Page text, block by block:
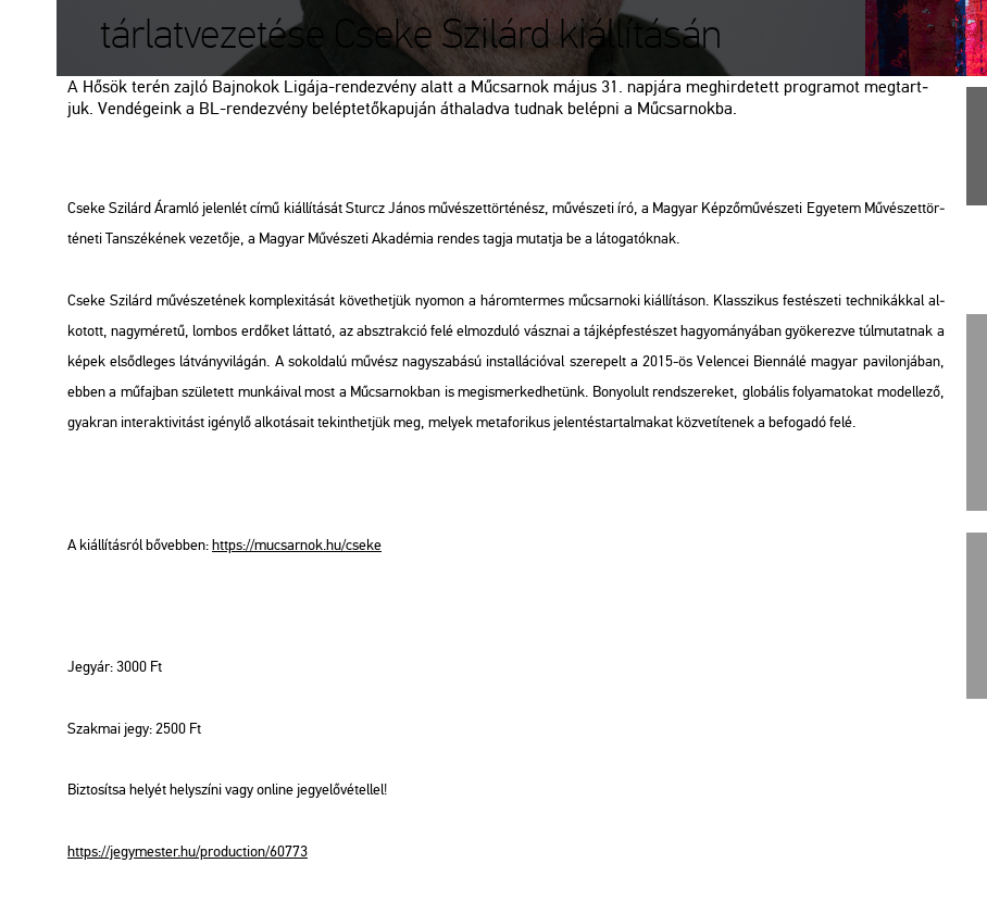
tárlatvezetése Cseke Szilárd kiállításán
A Hősök terén zajló Baj­no­kok Li­gá­ja-ren­dez­vény alatt a Mű­csar­nok május 31. nap­já­ra meg­hir­de­tett prog­ra­mot meg­tart­
juk. Ven­dé­ge­ink a BL-ren­dez­vény be­lép­te­tő­ka­pu­ján át­ha­lad­va tud­nak be­lép­ni a Mű­csar­nok­ba.
Cseke Szi­lárd Áram­ló je­len­lét című ki­ál­lí­tá­sát Sturcz János mű­vé­szet­tör­té­nész, mű­vé­sze­ti író, a Ma­gyar Kép­ző­mű­vé­sze­ti Egye­tem Mű­vé­szet­tör­
té­ne­ti Tan­szé­ké­nek ve­ze­tő­je, a Ma­gyar Mű­vé­sze­ti Aka­dé­mia ren­des tagja mu­tat­ja be a lá­to­ga­tók­nak.
Cseke Szi­lárd mű­vé­sze­té­nek komp­le­xi­tá­sát kö­vet­het­jük nyo­mon a há­rom­ter­mes mű­csar­no­ki ki­ál­lí­tá­son. Klasszi­kus fes­té­sze­ti tech­ni­kák­kal al­
ko­tott, nagy­mé­re­tű, lom­bos er­dő­ket lát­ta­tó, az abszt­rak­ció felé el­moz­du­ló vász­nai a táj­kép­fes­té­szet ha­gyo­má­nyá­ban gyö­ke­rez­ve túl­mu­tat­nak a
képek el­sőd­le­ges lát­vány­vi­lá­gán. A sok­ol­da­lú mű­vész nagy­sza­bá­sú ins­tal­lá­ci­ó­val sze­re­pelt a 2015-ös Ve­len­cei Bi­en­ná­lé ma­gyar pa­vi­lon­já­ban,
ebben a mű­faj­ban szü­le­tett mun­ká­i­val most a Mű­csar­nok­ban is meg­is­mer­ked­he­tünk. Bo­nyo­lult rend­sze­re­ket, glo­bá­lis fo­lya­ma­to­kat mo­del­le­ző,
gyak­ran in­ter­ak­ti­vi­tást igény­lő al­ko­tá­sa­it te­kint­het­jük meg, me­lyek me­ta­fo­ri­kus je­len­tés­tar­tal­ma­kat köz­ve­tí­te­nek a be­fo­ga­dó felé.
A ki­ál­lí­tás­ról bő­veb­ben:https://​mu­csar­nok.​hu/​cseke
Jegy­ár: 3000 Ft
Szak­mai jegy: 2500 Ft
Biz­to­sít­sa he­lyét hely­szí­ni vagy on­line jegy­elő­vé­tel­lel!
https://​jegy­mes­ter.​hu/​pro­duc­ti­on/​60773